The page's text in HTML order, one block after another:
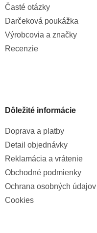
Časté otázky
Darčeková poukážka
Výrobcovia a značky
Recenzie
Dôležité informácie
Doprava a platby
Detail objednávky
Reklamácia a vrátenie
Obchodné podmienky
Ochrana osobných údajov
Cookies